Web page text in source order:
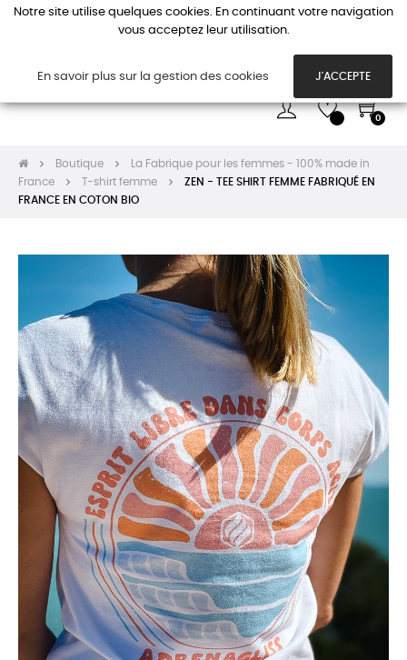
la
0
Boutique
La Fabrique pour les femmes - 100% made in
France
T-shirt femme
ZEN - TEE SHIRT FEMME FABRIQUÉ EN
FRANCE EN COTON BIO
Notre site utilise quelques cookies. En continuant votre navigation
vous acceptez leur utilisation.
En savoir plus sur la gestion des cookies J'ACCEPTE